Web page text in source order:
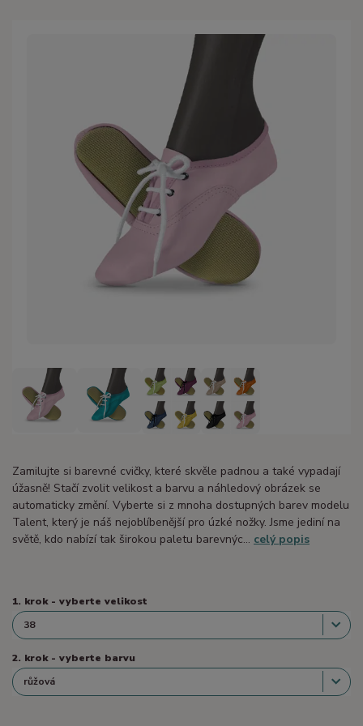
Zamilujte si barevné cvičky, které skvěle padnou a také vypadají
úžasně! Stačí zvolit velikost a barvu a náhledový obrázek se
automaticky změní. Vyberte si z mnoha dostupných barev modelu
Talent, který je náš nejoblíbenější pro úzké nožky. Jsme jediní na
světě, kdo nabízí tak širokou paletu barevnýc... celý popis
1. krok - vyberte velikost
2. krok - vyberte barvu